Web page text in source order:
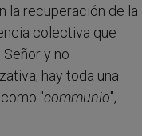
la recuperación de la
colectiva que
y no
hay toda una
"communio",